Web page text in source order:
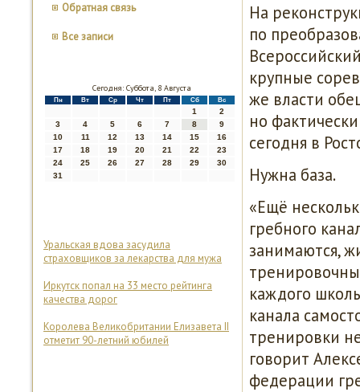
Обратная связь
Все записи
Сегодня: Суббота, 8 Августа
Пн Вт Ср Чт Пт Сб Вс
1
2
3
4 5 6 7 8
9
10
11 12 13 14 15
16
17
18 19 20 21 22
23
24
25 26 27 28 29
30
31
Уральская вдова засудила
страховщиков за лекарства для мужа
Иркутск попал на 33 место рейтинга
качества дорог
Королева Великобритании Елизавета II
отметит 90-летний юбилей
На
по
крупные
же власти
но
сегодня в
Нужна база.
«Ещё
гребного
занимаются,
каждого
канала
тренировки
говорит
федерации